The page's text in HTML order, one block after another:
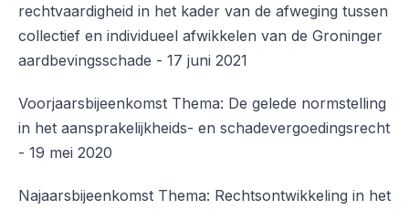
rechtvaardigheid in het kader van de afweging tussen
collectief en individueel afwikkelen van de Groninger
aardbevingsschade - 17 juni 2021
Voorjaarsbijeenkomst Thema: De gelede normstelling
in het aansprakelijkheids- en schadevergoedingsrecht
- 19 mei 2020
Najaarsbijeenkomst Thema: Rechtsontwikkeling in het